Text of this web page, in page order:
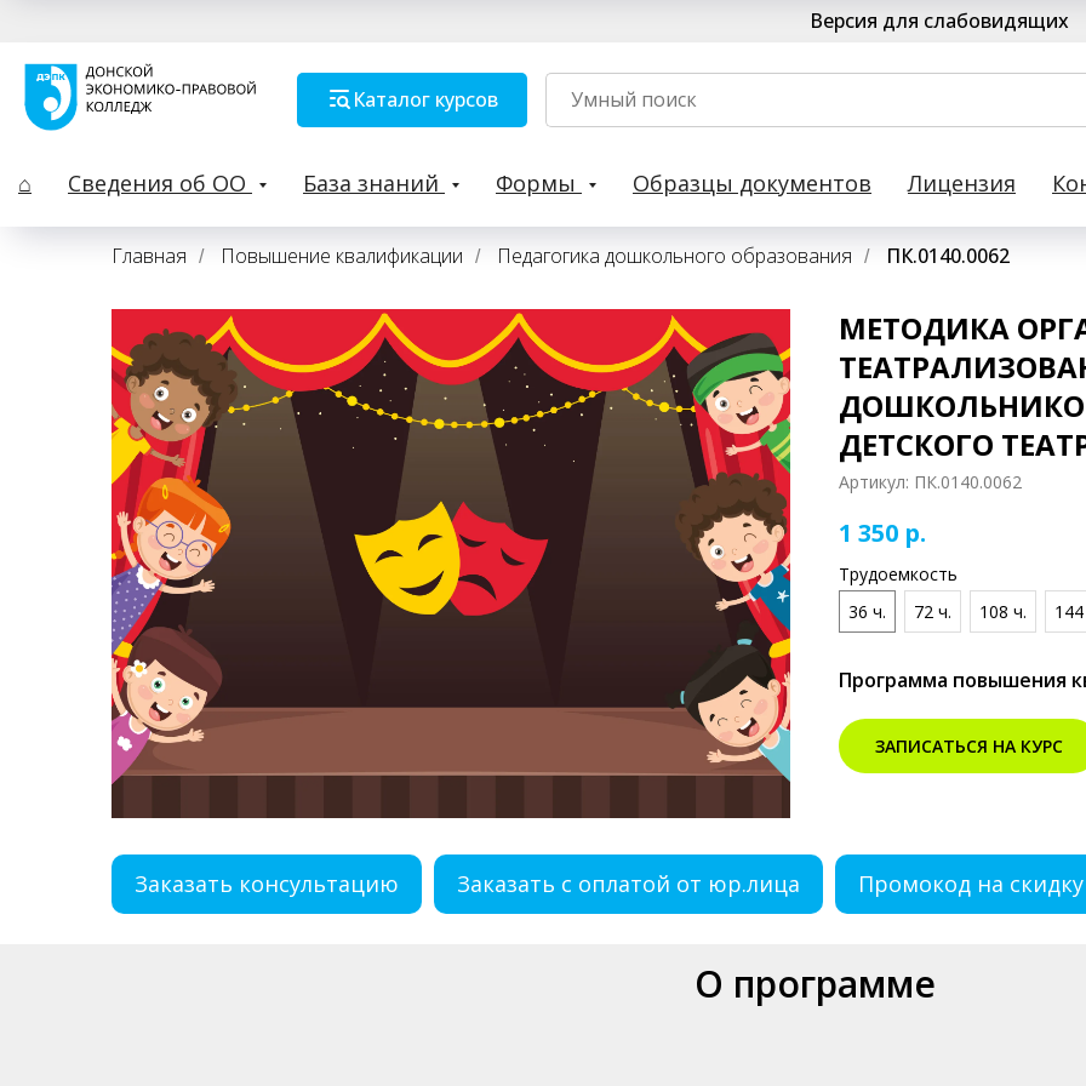
Версия для слабовидящих
Каталог курсов
⌂ Сведения об ОО База знаний Формы Образцы документов Лицензия
Главная / Повышение квалификации / Педагогика дошкольного образования / ПК.0140.0062
МЕТОДИКА
ДЕТСКОГО
Артикул: ПК.0140.0062
1 350 р.
Трудоемкость
36 ч.
72 ч. 108 ч.
Программа повышения
ЗАПИСАТЬСЯ НА КУРС
Заказать консультацию Заказать с оплатой от юр.лица Промокод на скидку
О программе